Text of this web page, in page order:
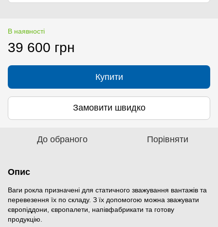
В наявності
39 600 грн
Купити
Замовити швидко
До обраного Порівняти
Опис
Ваги рокла призначені для статичного зважування вантажів та
перевезення їх по складу. З їх допомогою можна зважувати
європіддони, європалети, напівфабрикати та готову
продукцію.